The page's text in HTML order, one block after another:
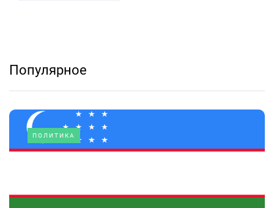
Популярное
ПОЛИТИКА